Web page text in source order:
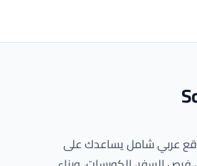
عربي شامل يساعدك على